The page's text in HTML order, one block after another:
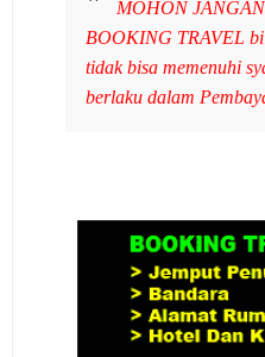
MOHON
BOOKING TRAVEL
tidak bisa memenuhi
berlaku dalam